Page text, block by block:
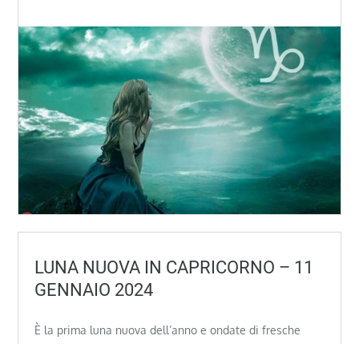
LUNA NUOVA IN CAPRICORNO – 11
GENNAIO 2024
È la prima luna nuova dell’anno e ondate di fresche